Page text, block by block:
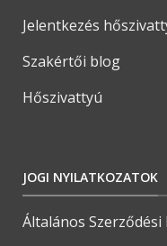
Jelentkezés
Szakértői blog
Hőszivattyú
JOGI NYILATKOZATOK
Általános Szerződési